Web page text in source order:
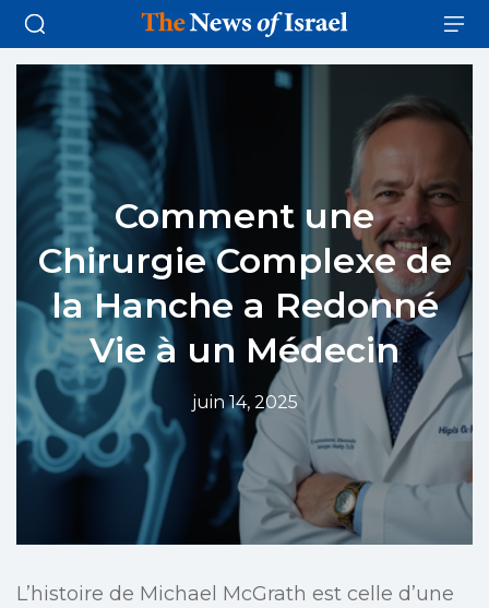
Comment une
Chirurgie Complexe de
la Hanche a Redonné
Vie à un Médecin
juin 14, 2025
L’histoire de Michael McGrath est celle d’une